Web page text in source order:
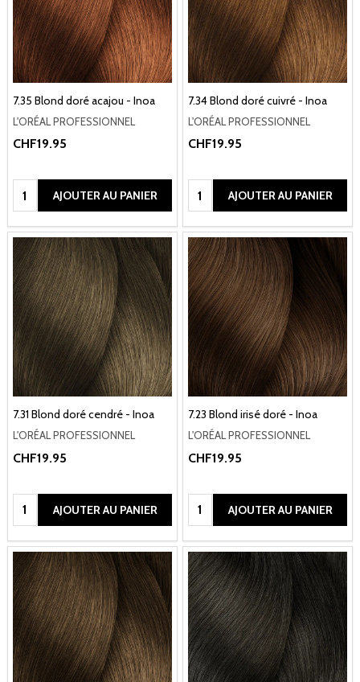
7.35 Blond doré acajou - Inoa
L'ORÉAL PROFESSIONNEL
CHF19.95
Quantité:AJOUTER AU PANIER
7.34 Blond doré cuivré - Inoa
L'ORÉAL PROFESSIONNEL
CHF19.95
Quantité:AJOUTER AU PANIER
7.31 Blond doré cendré - Inoa
L'ORÉAL PROFESSIONNEL
CHF19.95
Quantité:AJOUTER AU PANIER
7.23 Blond irisé doré - Inoa
L'ORÉAL PROFESSIONNEL
CHF19.95
Quantité:AJOUTER AU PANIER